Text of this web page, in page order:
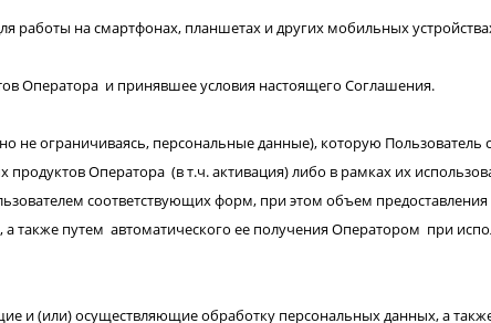
на смартфонах, планшетах и других мобильных
Оператора и принявшее условия настоящего Соглашения.
ограничиваясь, персональные данные), которую Пользователь
Оператора (в т.ч. активация) либо в рамках их
соответствующих форм, при этом объем
также путем автоматического ее получения Оператором при
и (или) осуществляющие обработку персональных данных, а